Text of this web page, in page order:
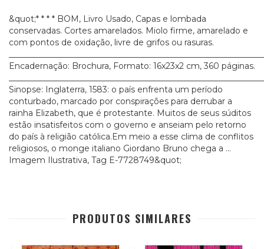
&quot;* * * * BOM, Livro Usado, Capas e lombada
conservadas. Cortes amarelados. Miolo firme, amarelado e
com pontos de oxidação, livre de grifos ou rasuras.
Encadernação: Brochura, Formato: 16x23x2 cm, 360 páginas.
Sinopse: Inglaterra, 1583: o país enfrenta um período
conturbado, marcado por conspirações para derrubar a
rainha Elizabeth, que é protestante. Muitos de seus súditos
estão insatisfeitos com o governo e anseiam pelo retorno
do país à religião católica.Em meio a esse clima de conflitos
religiosos, o monge italiano Giordano Bruno chega a ...
Imagem Ilustrativa, Tag E-7728749&quot;
PRODUTOS SIMILARES